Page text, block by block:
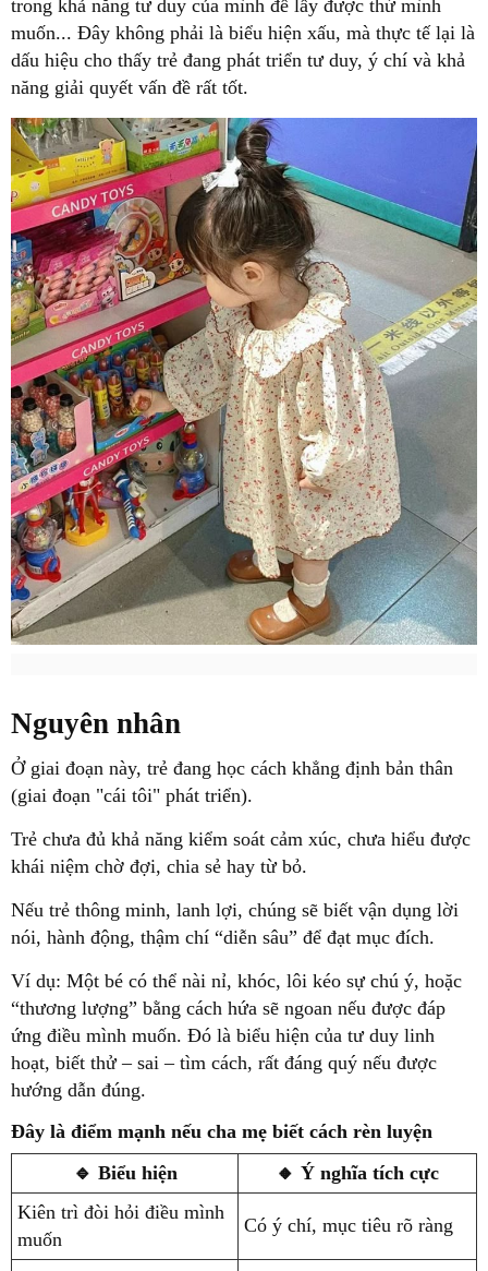
trong khả năng tư duy của mình để lấy được thứ mình
muốn... Đây không phải là biểu hiện xấu, mà thực tế lại là
dấu hiệu cho thấy trẻ đang phát triển tư duy, ý chí và khả
năng giải quyết vấn đề rất tốt.
Nguyên nhân
Ở giai đoạn này, trẻ đang học cách khẳng định bản thân
(giai đoạn "cái tôi" phát triển).
Trẻ chưa đủ khả năng kiểm soát cảm xúc, chưa hiểu được
khái niệm chờ đợi, chia sẻ hay từ bỏ.
Nếu trẻ thông minh, lanh lợi, chúng sẽ biết vận dụng lời
nói, hành động, thậm chí “diễn sâu” để đạt mục đích.
Ví dụ: Một bé có thể nài nỉ, khóc, lôi kéo sự chú ý, hoặc
“thương lượng” bằng cách hứa sẽ ngoan nếu được đáp
ứng điều mình muốn. Đó là biểu hiện của tư duy linh
hoạt, biết thử – sai – tìm cách, rất đáng quý nếu được
hướng dẫn đúng.
Đây là điểm mạnh nếu cha mẹ biết cách rèn luyện
🔹 Biểu hiện
🔸 Ý nghĩa tích cực
Kiên trì đòi hỏi điều mình
muốn
Có ý chí, mục tiêu rõ ràng